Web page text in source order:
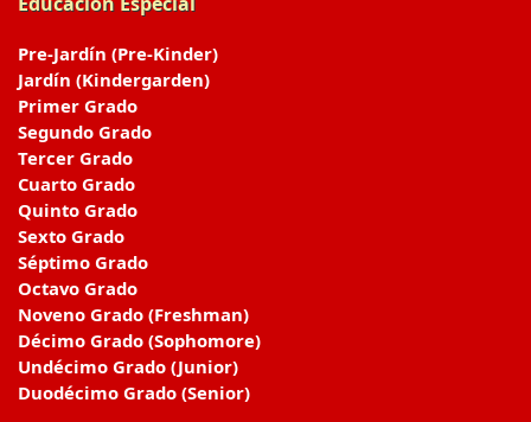
Pre-Jardín (Pre-Kinder)
Jardín (Kindergarden)
Primer Grado
Segundo Grado
Tercer Grado
Cuarto Grado
Quinto Grado
Sexto Grado
Séptimo Grado
Octavo Grado
Noveno Grado (Freshman)
Décimo Grado (Sophomore)
Undécimo Grado (Junior)
Duodécimo Grado (Senior)